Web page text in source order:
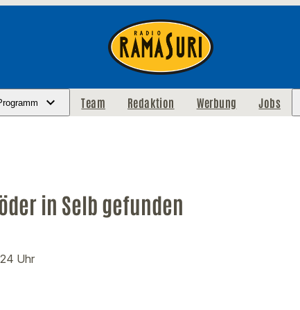
Team Redaktion Werbung Jobs
in Selb gefunden
Uhr